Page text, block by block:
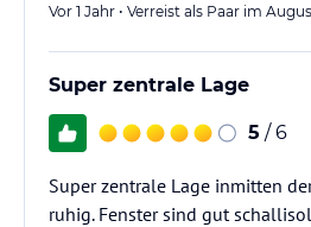
Vor 1 Jahr • Verreist als Paar im
Super zentrale Lage
5 / 6
Super zentrale Lage inmitten
ruhig. Fenster sind gut